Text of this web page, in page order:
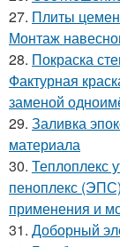
27. Плиты
Монтаж
28. Покраска
Фактурная
заменой
29. Заливка
материала
30. Теплоплекс
пеноплекс
применения и
31. Доборный